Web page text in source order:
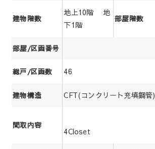
建物階数
地上10階 地
下1階
部屋階数
部屋/区画番号
総戸/区画数 46
建物構造 CFT(コンクリート充填鋼管)
間取内容
4Closet